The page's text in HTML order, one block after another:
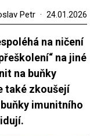
Petr 24.01.2026
na ničení
na jiné
na buňky
také zkoušejí
imunitního